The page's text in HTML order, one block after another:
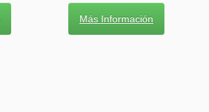
Más Información